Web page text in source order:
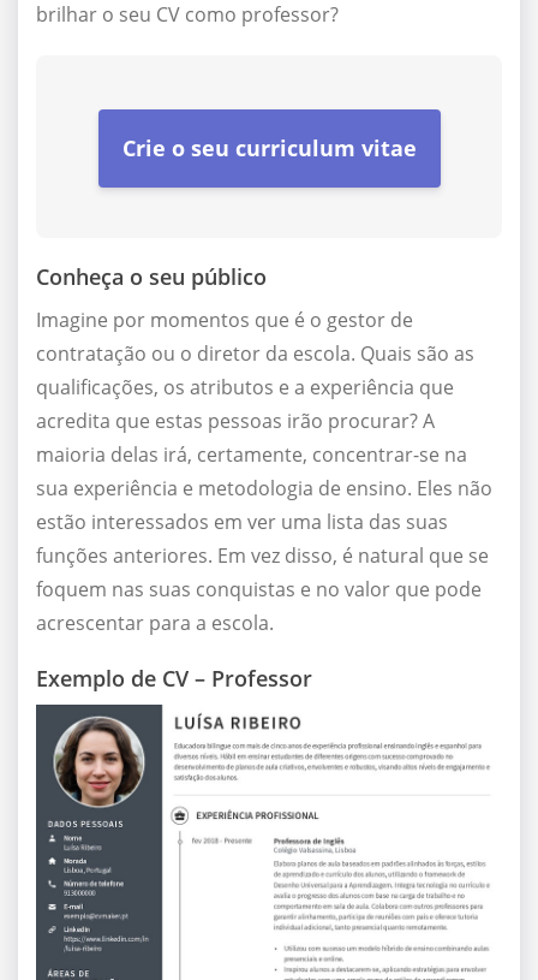
brilhar o seu CV como professor?
Crie o seu curriculum vitae
Conheça o seu público
Imagine por momentos que é o gestor de
contratação ou o diretor da escola. Quais são as
qualificações, os atributos e a experiência que
acredita que estas pessoas irão procurar? A
maioria delas irá, certamente, concentrar-se na
sua experiência e metodologia de ensino. Eles não
estão interessados em ver uma lista das suas
funções anteriores. Em vez disso, é natural que se
foquem nas suas conquistas e no valor que pode
acrescentar para a escola.
Exemplo de CV – Professor